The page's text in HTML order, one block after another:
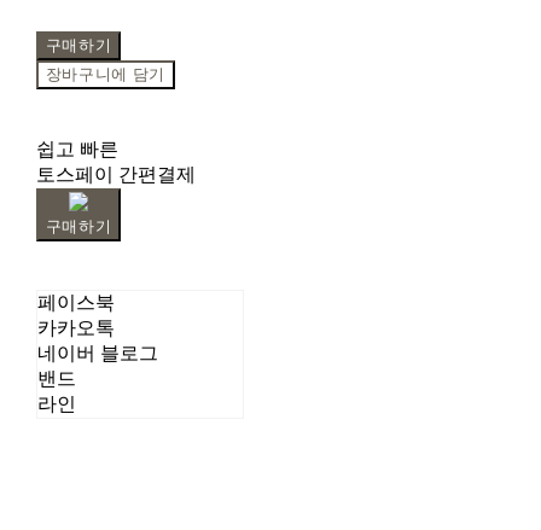
구매하기
장바구니에 담기
쉽고 빠른
토스페이 간편결제
구매하기
페이스북
카카오톡
네이버 블로그
밴드
라인